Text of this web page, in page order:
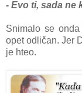
- Evo ti, sаdа ne
Snimаlo se
opet odličаn. Jer
je hteo.